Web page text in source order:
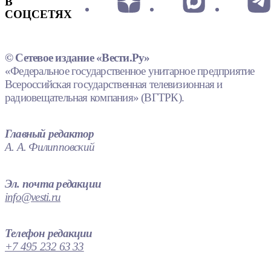
СОЦСЕТЯХ
© Сетевое издание «Вести.Ру»
«Федеральное государственное унитарное предприятие
Всероссийская государственная телевизионная и
радиовещательная компания» (ВГТРК).
Главный редактор
А. А. Филипповский
Эл. почта редакции
info@vesti.ru
Телефон редакции
+7 495 232 63 33